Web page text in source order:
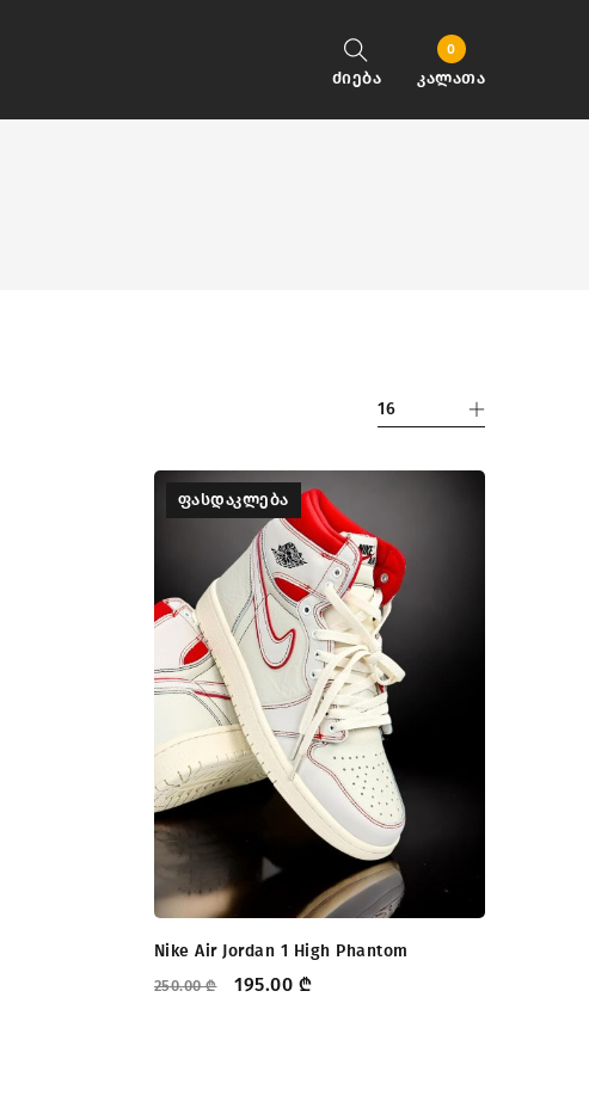
0
კალათა
ძიება
16
ᲤᲐᲡᲓᲐᲙᲚᲔᲑᲐ
Nike Air Jordan 1 High Phantom
250.00₾ 195.00 ₾